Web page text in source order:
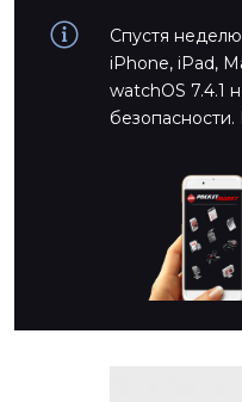
Спустя
iPhone, iPad,
watchOS 7.4.1